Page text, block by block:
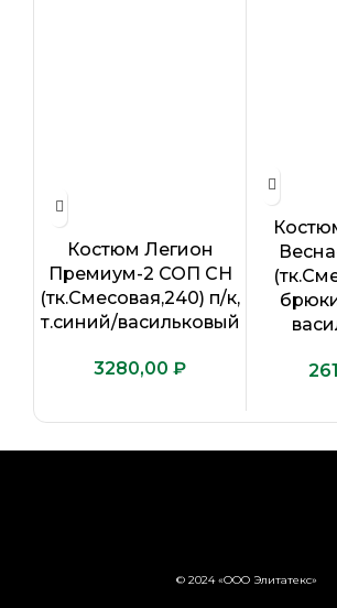
Костюм Легион
Премиум-2 СОП CH
(тк.Смесовая,240) п/к,
т.синий/васильковый
₽
© 2024 «ООО Элитатекс»